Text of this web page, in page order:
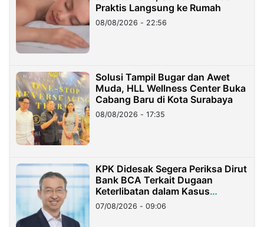
Praktis Langsung ke Rumah
08/08/2026 - 22:56
Solusi Tampil Bugar dan Awet
Muda, HLL Wellness Center Buka
Cabang Baru di Kota Surabaya
08/08/2026 - 17:35
KPK Didesak Segera Periksa Dirut
Bank BCA Terkait Dugaan
Keterlibatan dalam Kasus
Hilangnya Dana Nasabah Rp2,58
Miliar
07/08/2026 - 09:06